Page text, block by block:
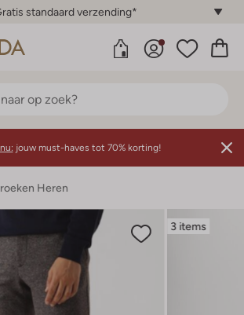
standaard verzending*
jouw must-haves tot 70% korting!
Heren
3 items